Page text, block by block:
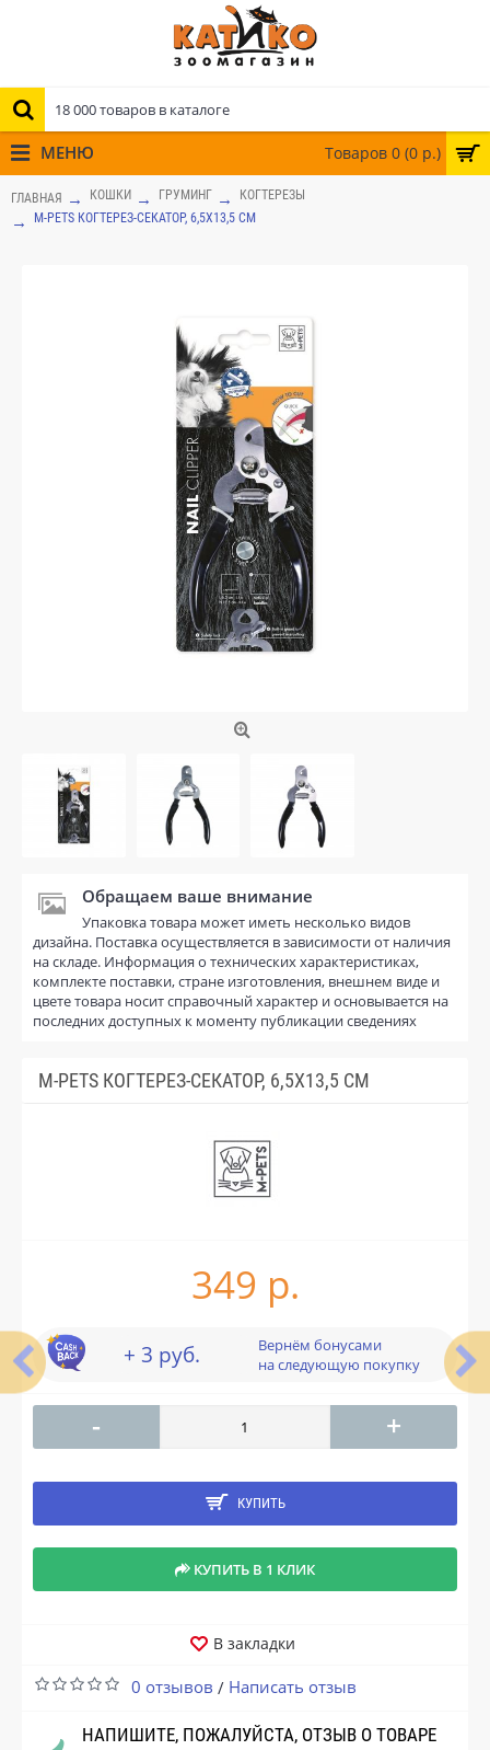
Товаров 0 (0 р.)
МЕНЮ
ГЛАВНАЯ КОШКИ ГРУМИНГ
КОГТЕРЕЗЫ
M-PETS КОГТЕРЕЗ-СЕКАТОР, 6,5X13,5 СМ
Обращаем ваше внимание
Упаковка товара может иметь несколько видов
дизайна. Поставка осуществляется в зависимости от наличия
на складе. Информация о технических характеристиках,
комплекте поставки, стране изготовления, внешнем виде и
цвете товара носит справочный характер и основывается на
последних доступных к моменту публикации сведениях
M-PETS КОГТЕРЕЗ-СЕКАТОР, 6,5X13,5 СМ
349 р.
+ 3 руб.
Вернём бонусами
на следующую покупку
- +
КУПИТЬ
КУПИТЬ В 1 КЛИК
В закладки
0 отзывов / Написать отзыв
НАПИШИТЕ, ПОЖАЛУЙСТА, ОТЗЫВ О ТОВАРЕ